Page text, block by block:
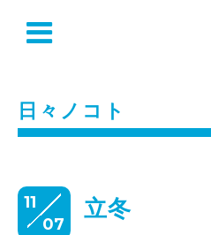
日々ノコト
11
07
立冬